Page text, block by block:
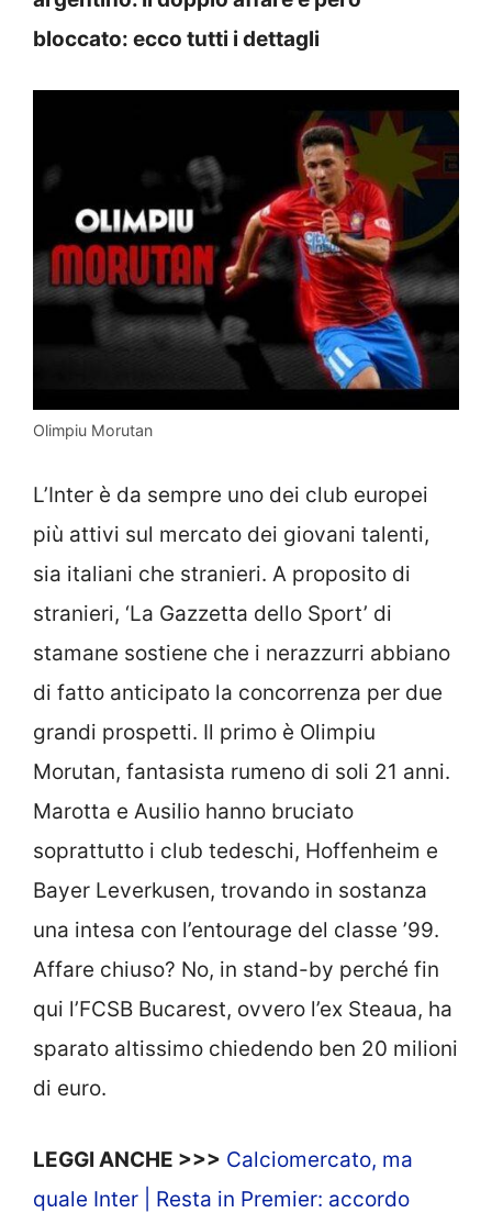
bloccato: ecco tutti i dettagli
Olimpiu Morutan
L’Inter è da sempre uno dei club europei
più attivi sul mercato dei giovani talenti,
sia italiani che stranieri. A proposito di
stranieri, ‘La Gazzetta dello Sport’ di
stamane sostiene che i nerazzurri abbiano
di fatto anticipato la concorrenza per due
grandi prospetti. Il primo è Olimpiu
Morutan, fantasista rumeno di soli 21 anni.
Marotta e Ausilio hanno bruciato
soprattutto i club tedeschi, Hoffenheim e
Bayer Leverkusen, trovando in sostanza
una intesa con l’entourage del classe ’99.
Affare chiuso? No, in stand-by perché fin
qui l’FCSB Bucarest, ovvero l’ex Steaua, ha
sparato altissimo chiedendo ben 20 milioni
di euro.
LEGGI ANCHE >>> Calciomercato, ma
quale Inter | Resta in Premier: accordo